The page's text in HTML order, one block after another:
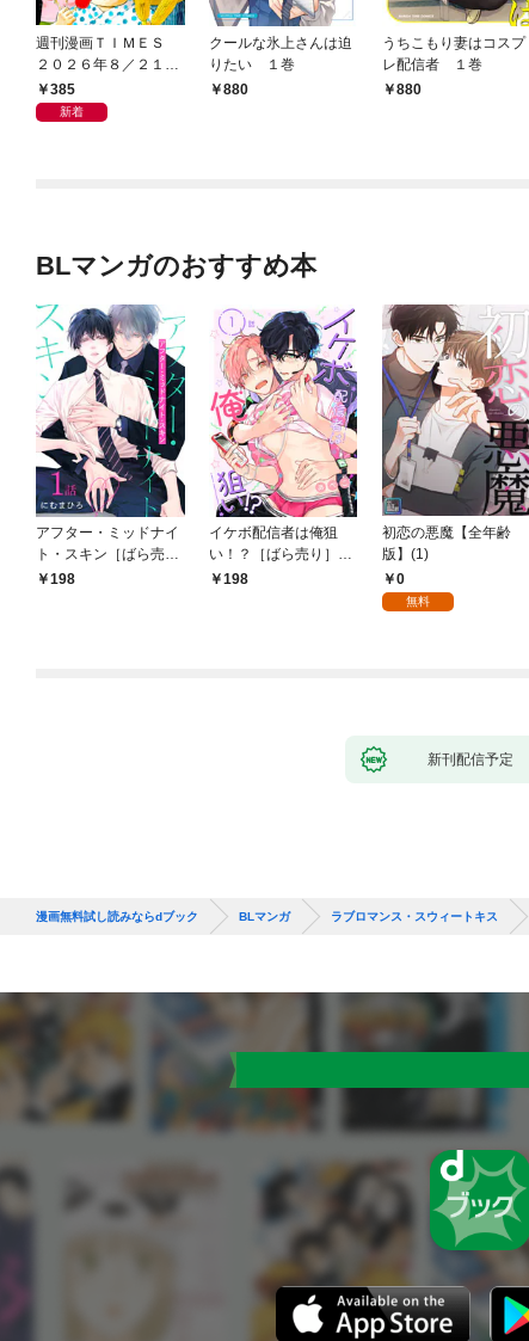
週刊漫画ＴＩＭＥＳ
２０２６年８／２１・
２８合併号
385
新着
クールな氷上さんは迫
りたい １巻
880
うちこもり妻はコスプ
レ配信者 １巻
880
BLマンガのおすすめ本
アフター・ミッドナイ
ト・スキン［ばら売
り］ 第1話
198
イケボ配信者は俺狙
い！？［ばら売り］
第1話
198
初恋の悪魔【全年齢
版】(1)
0
無料
新刊配信予定
漫画無料試し読みならdブック BLマンガ ラブロマンス・スウィートキス